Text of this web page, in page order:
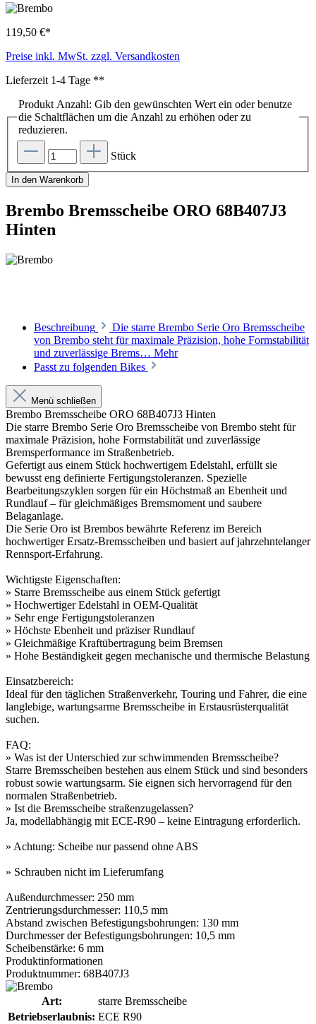
119,50 €*
Preise inkl. MwSt. zzgl. Versandkosten
Lieferzeit 1-4 Tage **
Produkt Anzahl: Gib den gewünschten Wert ein oder benutze
die Schaltflächen um die Anzahl zu erhöhen oder zu
reduzieren.
Stück
In den Warenkorb
Brembo Bremsscheibe ORO 68B407J3
Hinten
Beschreibung
Die starre Brembo Serie Oro Bremsscheibe
von Brembo steht für maximale Präzision, hohe Formstabilität
und zuverlässige Brems… Mehr
Passt zu folgenden Bikes
Menü schließen
Brembo Bremsscheibe ORO 68B407J3 Hinten
Die starre Brembo Serie Oro Bremsscheibe von Brembo steht für
maximale Präzision, hohe Formstabilität und zuverlässige
Bremsperformance im Straßenbetrieb.
Gefertigt aus einem Stück hochwertigem Edelstahl, erfüllt sie
bewusst eng definierte Fertigungstoleranzen. Spezielle
Bearbeitungszyklen sorgen für ein Höchstmaß an Ebenheit und
Rundlauf – für gleichmäßiges Bremsmoment und saubere
Belaganlage.
Die Serie Oro ist Brembos bewährte Referenz im Bereich
hochwertiger Ersatz-Bremsscheiben und basiert auf jahrzehntelanger
Rennsport-Erfahrung.
Wichtigste Eigenschaften:
» Starre Bremsscheibe aus einem Stück gefertigt
» Hochwertiger Edelstahl in OEM-Qualität
» Sehr enge Fertigungstoleranzen
» Höchste Ebenheit und präziser Rundlauf
» Gleichmäßige Kraftübertragung beim Bremsen
» Hohe Beständigkeit gegen mechanische und thermische Belastung
Einsatzbereich:
Ideal für den täglichen Straßenverkehr, Touring und Fahrer, die eine
langlebige, wartungsarme Bremsscheibe in Erstausrüsterqualität
suchen.
FAQ:
» Was ist der Unterschied zur schwimmenden Bremsscheibe?
Starre Bremsscheiben bestehen aus einem Stück und sind besonders
robust sowie wartungsarm. Sie eignen sich hervorragend für den
normalen Straßenbetrieb.
» Ist die Bremsscheibe straßenzugelassen?
Ja, modellabhängig mit ECE-R90 – keine Eintragung erforderlich.
» Achtung: Scheibe nur passend ohne ABS
» Schrauben nicht im Lieferumfang
Außendurchmesser: 250 mm
Zentrierungsdurchmesser: 110,5 mm
Abstand zwischen Befestigungsbohrungen: 130 mm
Durchmesser der Befestigungsbohrungen: 10,5 mm
Scheibenstärke: 6 mm
Produktinformationen
Produktnummer: 68B407J3
Art:
starre Bremsscheibe
Betriebserlaubnis: ECE R90